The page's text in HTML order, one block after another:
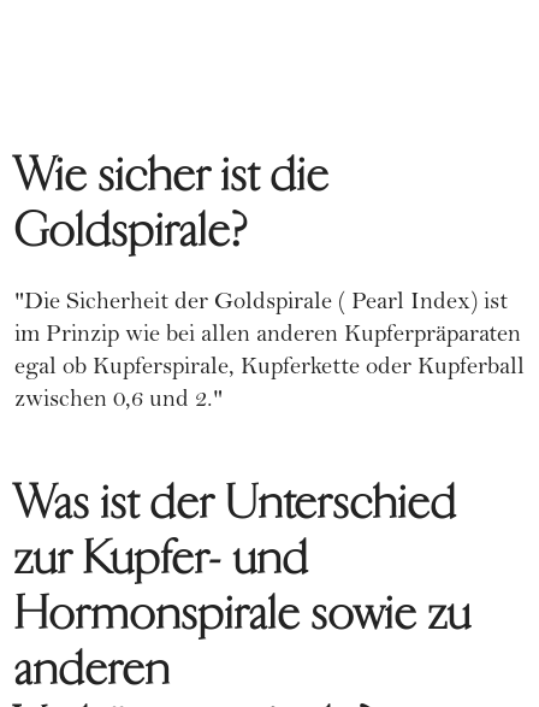
Wie sicher ist die
Goldspirale?
"Die Sicherheit der Goldspirale ( Pearl Index) ist
im Prinzip wie bei allen anderen Kupferpräparaten
egal ob Kupferspirale, Kupferkette oder Kupferball
zwischen 0,6 und 2."
Was ist der Unterschied
zur Kupfer- und
Hormonspirale sowie zu
anderen